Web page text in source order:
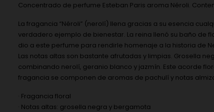
Concentrado de perfume Esteban Paris aroma Néroli.
La fragancia “Néroli” (nerolí) llena gracias a su esencia
verdadero ejemplo de bienestar. La reina llenó su baño de
dio a este perfume para rendirle homenaje a la historia de
Las notas altas son bastante afrutadas y limpias. Grosella
combinando nerolí, geranio blanco y jazmín. Este acorde
fragancia se componen de aromas de pachulí y notas
· Fragancia floral
· Notas altas: grosella negra y bergamota